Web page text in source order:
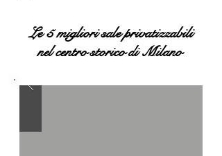
Le 5 migliori sale privatizzabili
nel centro storico di Milano